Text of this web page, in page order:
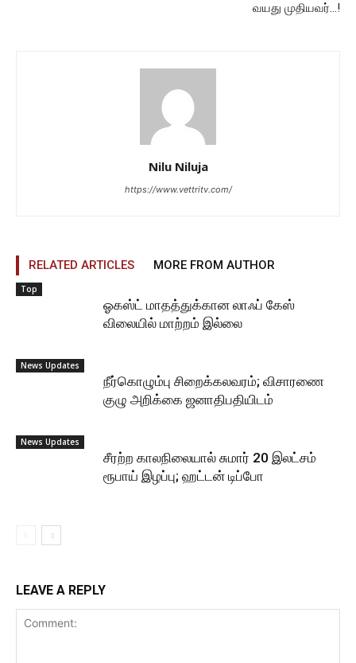
வயது முதியவர்…!
Nilu Niluja
https://www.vettritv.com/
RELATED ARTICLES MORE FROM AUTHOR
Top
ஓகஸ்ட் மாதத்துக்கான லாஃப் கேஸ்
விலையில் மாற்றம் இல்லை
News Updates
நீர்கொழும்பு சிறைக்கலவரம்; விசாரணை
குழு அறிக்கை ஜனாதிபதியிடம்
News Updates
சீரற்ற காலநிலையால் சுமார் 20 இலட்சம்
ரூபாய் இழப்பு; ஹட்டன் டிப்போ
LEAVE A REPLY